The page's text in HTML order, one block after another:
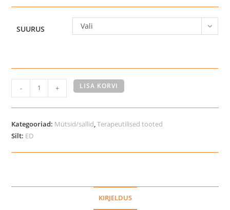
SUURUS Vali
FIR-
Tech
peapael
kogus
- + LISA KORVI
Kategooriad: Mütsid/sallid ,Terapeutilised tooted
Silt: ED
KIRJELDUS